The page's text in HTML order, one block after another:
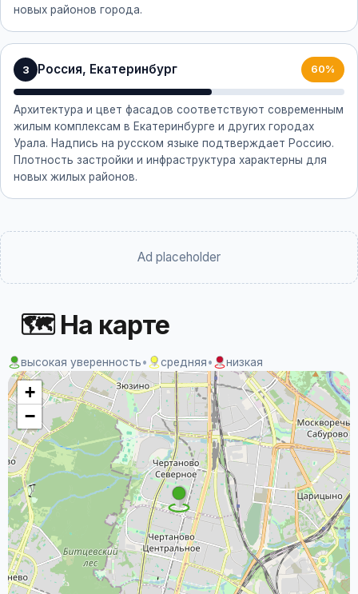
новых районов города.
3 Россия, Екатеринбург 60%
Архитектура и цвет фасадов соответствуют современным
жилым комплексам в Екатеринбурге и других городах
Урала. Надпись на русском языке подтверждает Россию.
Плотность застройки и инфраструктура характерны для
новых жилых районов.
Ad placeholder
🗺 На карте
высокая уверенность• средняя• низкая
+
−